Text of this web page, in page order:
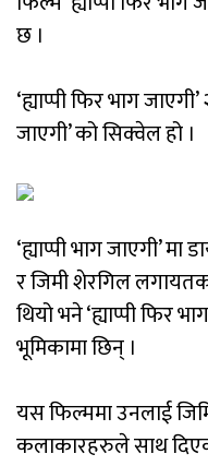
छ ।
‘ह्याप्पी फिर भाग
जाएगी’ को सिक्वेल हो ।
‘ह्याप्पी भाग जाएगी’
र जिमी शेरगिल
थियो भने ‘ह्याप्पी फिर
भूमिकामा छिन् ।
यस फिल्ममा उनलाई
कलाकारहरुले साथ